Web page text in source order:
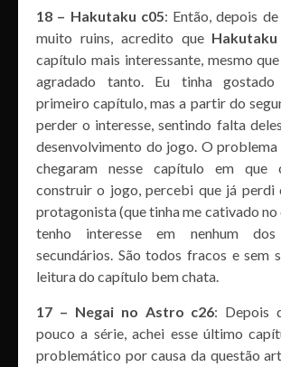
18 – Hakutaku c05: Então, depois
muito ruins, acredito que Hakutaku
capítulo mais interessante, mesmo
agradado tanto. Eu tinha
primeiro capítulo, mas a partir do
perder o interesse, sentindo falta
desenvolvimento do jogo. O problema
chegaram nesse capítulo em que
construir o jogo, percebi que já perdi
protagonista (que tinha me cativado no
tenho interesse em nenhum dos
secundários. São todos fracos e sem
leitura do capítulo bem chata.
17 – Negai no Astro c26: Depois
pouco a série, achei esse último
problemático por causa da questão